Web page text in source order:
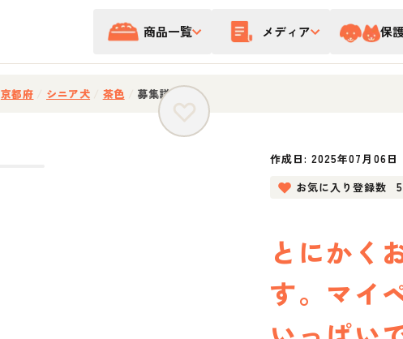
商品一覧 メディア 保
京都府 シニア犬 茶色 募集詳細
作成日:2025年07月06日
お気に入り登録数
とにかく
す。マイ